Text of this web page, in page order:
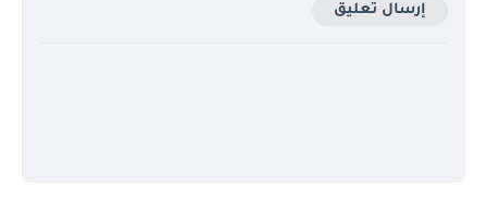
إرسال تعليق